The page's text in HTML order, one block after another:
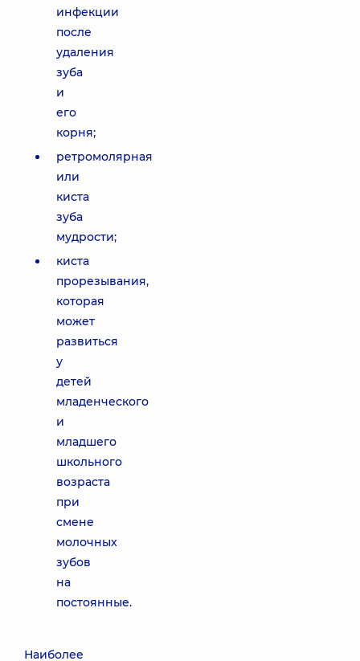
инфекции
после
удаления
зуба
и
его
корня;
ретромолярная
или
киста
зуба
мудрости;
киста
прорезывания,
которая
может
развиться
у
детей
младенческого
и
младшего
школьного
возраста
при
смене
молочных
зубов
на
постоянные.
Наиболее